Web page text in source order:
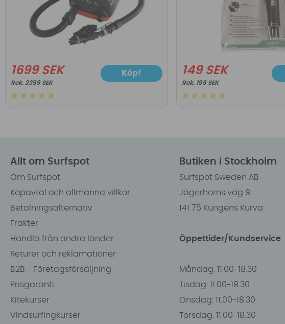
1699 SEK
2399 SEK
Köp! 149 SEK
199 SEK
Allt om Surfspot
Om Surfspot
Köpavtal och allmänna villkor
Betalningsalternativ
Frakter
Handla från andra länder
Returer och reklamationer
B2B - Företagsförsäljning
Prisgaranti
Kitekurser
Vindsurfingkurser
Butiken i Stockholm
Surfspot Sweden AB
Jägerhorns väg 8
141 75 Kungens Kurva
Öppettider/Kundservice
Måndag: 11.00-18.30
Tisdag: 11.00-18.30
Onsdag: 11.00-18.30
Torsdag: 11.00-18.30